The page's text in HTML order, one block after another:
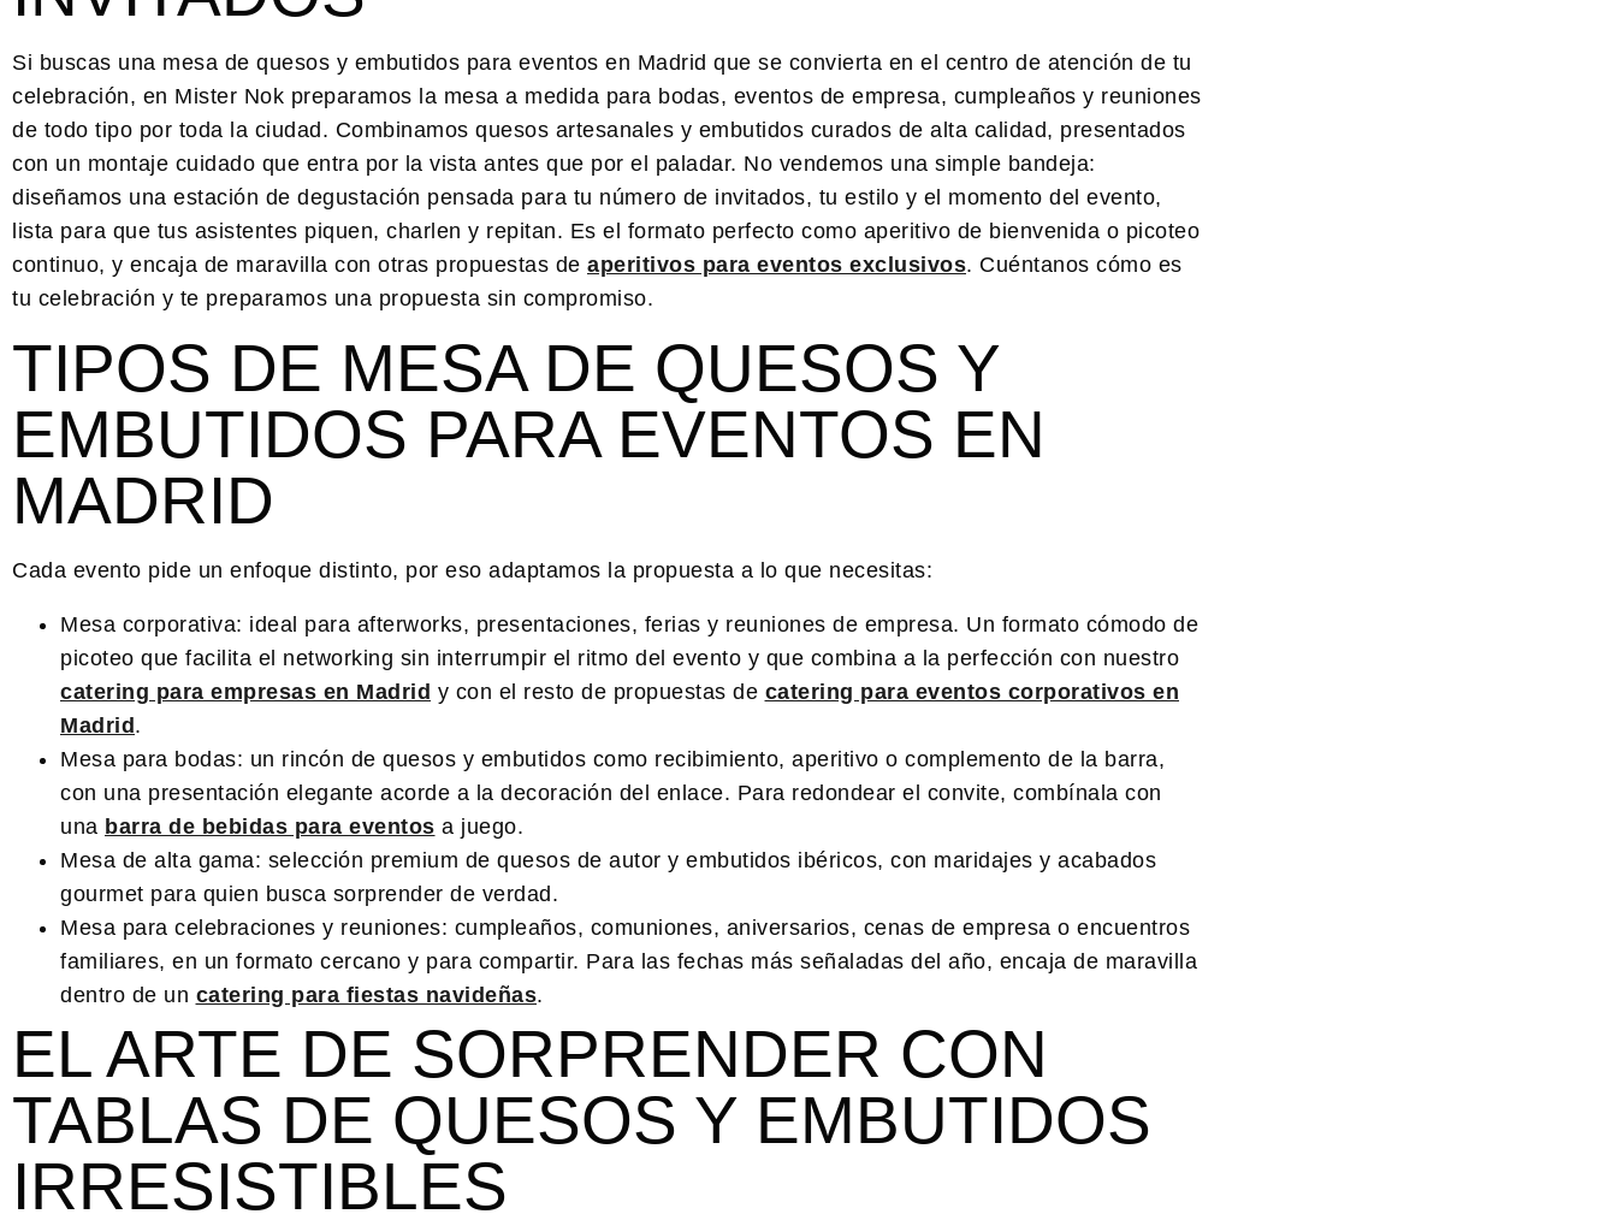
Si buscas una mesa de quesos y embutidos para eventos en Madrid que se convierta en el centro de atención de tu
celebración, en Mister Nok preparamos la mesa a medida para bodas, eventos de empresa, cumpleaños y reuniones
de todo tipo por toda la ciudad. Combinamos quesos artesanales y embutidos curados de alta calidad, presentados
con un montaje cuidado que entra por la vista antes que por el paladar. No vendemos una simple bandeja:
diseñamos una estación de degustación pensada para tu número de invitados, tu estilo y el momento del evento,
lista para que tus asistentes piquen, charlen y repitan. Es el formato perfecto como aperitivo de bienvenida o picoteo
continuo, y encaja de maravilla con otras propuestas de aperitivos para eventos exclusivos. Cuéntanos cómo es
tu celebración y te preparamos una propuesta sin compromiso.
TIPOS DE MESA DE QUESOS Y
EMBUTIDOS PARA EVENTOS EN
MADRID
Cada evento pide un enfoque distinto, por eso adaptamos la propuesta a lo que necesitas:
Mesa corporativa: ideal para afterworks, presentaciones, ferias y reuniones de empresa. Un formato cómodo de
picoteo que facilita el networking sin interrumpir el ritmo del evento y que combina a la perfección con nuestro
catering para empresas en Madrid y con el resto de propuestas de catering para eventos corporativos en
Madrid.
Mesa para bodas: un rincón de quesos y embutidos como recibimiento, aperitivo o complemento de la barra,
con una presentación elegante acorde a la decoración del enlace. Para redondear el convite, combínala con
una barra de bebidas para eventos a juego.
Mesa de alta gama: selección premium de quesos de autor y embutidos ibéricos, con maridajes y acabados
gourmet para quien busca sorprender de verdad.
Mesa para celebraciones y reuniones: cumpleaños, comuniones, aniversarios, cenas de empresa o encuentros
familiares, en un formato cercano y para compartir. Para las fechas más señaladas del año, encaja de maravilla
dentro de un catering para fiestas navideñas.
EL ARTE DE SORPRENDER CON
TABLAS DE QUESOS Y EMBUTIDOS
IRRESISTIBLES